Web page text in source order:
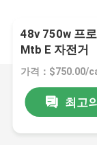
48v 750w 프
Mtb E 자전거
최고